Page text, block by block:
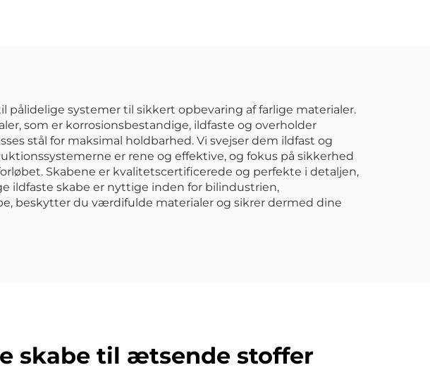
Metal opbevaring
værktøjskasse
systemer til sikkert opbevaring af farlige materialer.
som er korrosionsbestandige, ildfaste og overholder
stål for maksimal holdbarhed. Vi svejser dem ildfast og
er rene og effektive, og fokus på sikkerhed
Skabene er kvalitetscertificerede og perfekte i detaljen,
ildfaste skabe er nyttige inden for bilindustrien,
beskytter du værdifulde materialer og sikrer dermed dine
skabe til ætsende stoffer